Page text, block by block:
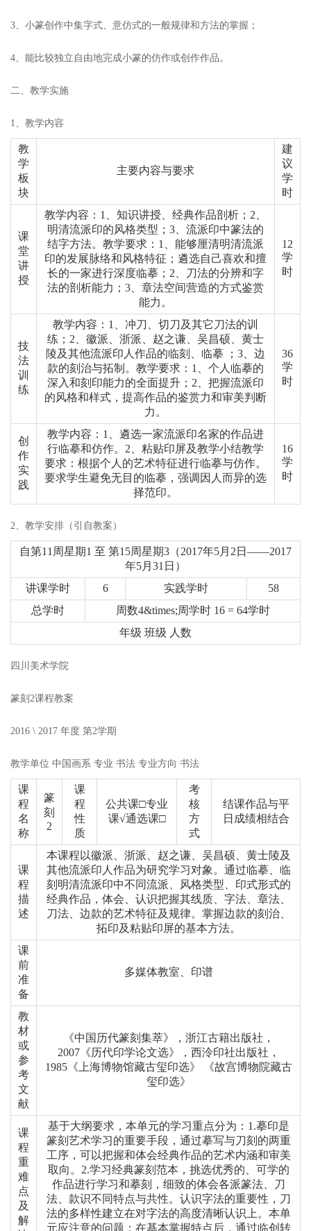
3、小篆创作中集字式、意仿式的一般规律和方法的掌握；
4、能比较独立自由地完成小篆的仿作或创作作品。
二、教学实施
1、教学内容
教
学
板
块
主要内容与要求
建
议
学
时
课
堂
讲
授
教学内容： 1、知识讲授、经典作品剖析；2、
明清流派印的风格类型；3、流派印中篆法的
结字方法。 教学要求： 1、能够厘清明清流派
印的发展脉络和风格特征；遴选自己喜欢和擅
长的一家进行深度临摹；2、刀法的分辨和字
法的剖析能力；3、章法空间营造的方式鉴赏
能力。
12
学
时
技
法
训
练
教学内容： 1、冲刀、切刀及其它刀法的训
练；2、徽派、浙派、赵之谦、吴昌硕、黄士
陵及其他流派印人作品的临刻、临摹 ；3、边
款的刻治与拓制。 教学要求： 1、个人临摹的
深入和刻印能力的全面提升；2、把握流派印
的风格和样式，提高作品的鉴赏力和审美判断
力。
36
学
时
创
作
实
践
教学内容： 1、遴选一家流派印名家的作品进
行临摹和仿作。2、粘贴印屏及教学小结教学
要求： 根据个人的艺术特征进行临摹与仿作。
要求学生避免无目的临摹，强调因人而异的选
择范印。
16
学
时
2、教学安排（引自教案）
自第11周星期1 至 第15周星期3 （2017年5月2日——2017
年5月31日）
讲课学时
6 实践学时
58
总学时
周数4&times;周学时 16 = 64学时
年级 班级 人数
四川美术学院
篆刻2课程教案
2016 \ 2017 年度 第2学期
教学单位 中国画系 专业 书法 专业方向 书法
课
程
名
称
篆
刻
2
课
程
性
质
公共课□专业
课√通选课□
考
核
方
式
结课作品与平
日成绩相结合
课
程
描
述
本课程以徽派、浙派、赵之谦、吴昌硕、黄士陵及
其他流派印人作品为研究学习对象。通过临摹、临
刻明清流派印中不同流派、风格类型、印式形式的
经典作品，体会、认识把握其线质、字法、章法、
刀法、边款的艺术特征及规律。掌握边款的刻治、
拓印及粘贴印屏的基本方法。
课
前
准
备
多媒体教室、印谱
教
材
或
参
考
文
献
《中国历代篆刻集萃》，浙江古籍出版社，
2007《历代印学论文选》，西泠印社出版社，
1985《上海博物馆藏古玺印选》 《故宫博物院藏古
玺印选》
课
程
重
难
点
及
解
基于大纲要求，本单元的学习重点分为：1.摹印是
篆刻艺术学习的重要手段，通过摹写与刀刻的两重
工序，可以把握和体会经典作品的艺术内涵和审美
取向。2.学习经典篆刻范本，挑选优秀的、可学的
作品进行学习和摹刻，细致的体会各派篆法、刀
法、款识不同特点与共性。认识字法的重要性，刀
法的多样性建立在对字法的高度清晰认识上。本单
元应注意的问题：在基本掌握特点后，通过临创转